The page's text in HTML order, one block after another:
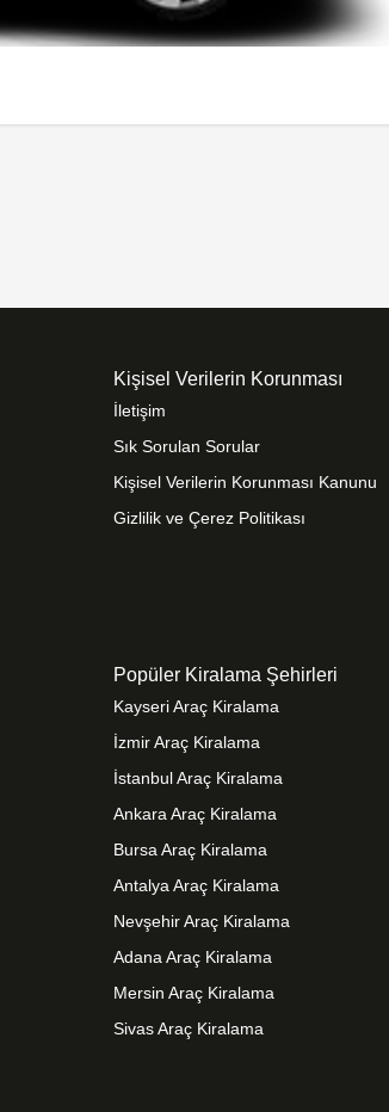
Kişisel Verilerin Korunması
İletişim
Sık Sorulan Sorular
Kişisel Verilerin Korunması Kanunu
Gizlilik ve Çerez Politikası
Popüler Kiralama Şehirleri
Kayseri Araç Kiralama
İzmir Araç Kiralama
İstanbul Araç Kiralama
Ankara Araç Kiralama
Bursa Araç Kiralama
Antalya Araç Kiralama
Nevşehir Araç Kiralama
Adana Araç Kiralama
Mersin Araç Kiralama
Sivas Araç Kiralama